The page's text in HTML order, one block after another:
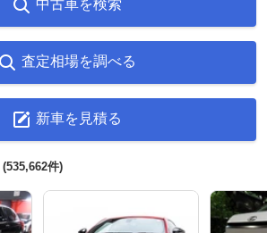
中古車を検索
査定相場を調べる
新車を見積る
(535,662件)